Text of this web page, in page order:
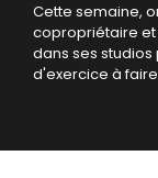
Cette semaine,
copropriétaire et
dans ses
d'exercice à